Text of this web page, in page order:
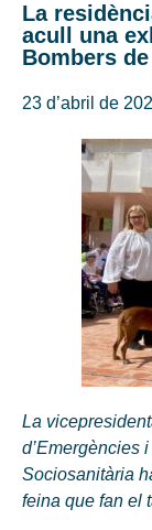
La
acull una
Bombers
23 d’abril de
La
d’Emergències
Sociosanitària
feina que fan el